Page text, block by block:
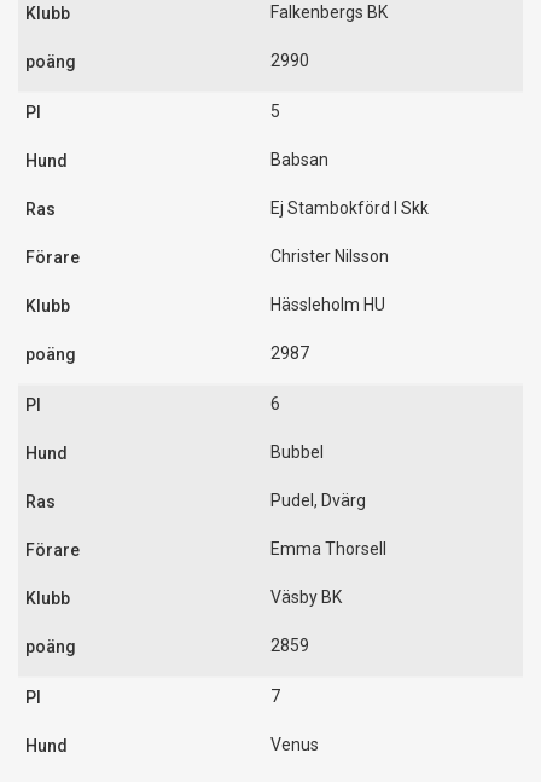
Falkenbergs BK
2990
5
Babsan
Ej Stambokförd I Skk
Christer Nilsson
Hässleholm HU
2987
6
Bubbel
Pudel, Dvärg
Emma Thorsell
Väsby BK
2859
7
Venus